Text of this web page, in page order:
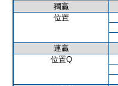
獨贏
位置
連贏
位置Q